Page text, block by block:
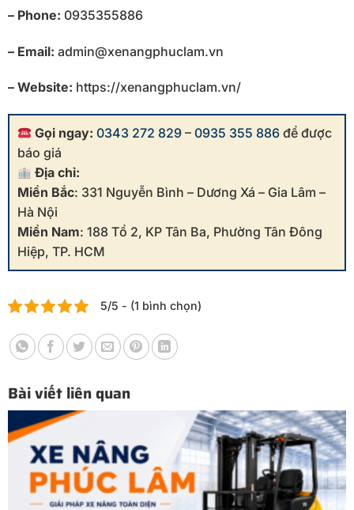
– Phone: 0935355886
– Email: admin@xenangphuclam.vn
– Website: https://xenangphuclam.vn/
Gọi ngay: 0343 272 829 –0935 355 886 để được
báo giá
Địa chỉ:
Miền Bắc: 331 Nguyễn Bình – Dương Xá – Gia Lâm –
Hà Nội
Miền Nam: 188 Tổ 2, KP Tân Ba, Phường Tân Đông
Hiệp, TP. HCM
5/5 - (1 bình chọn)
Bài viết liên quan